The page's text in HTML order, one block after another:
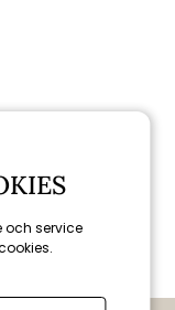
och service